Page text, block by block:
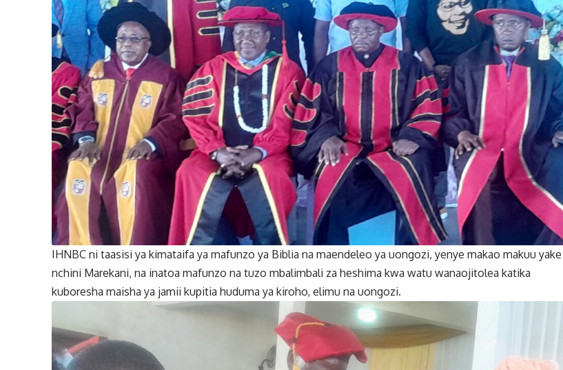
IHNBC ni taasisi ya kimataifa ya mafunzo ya Biblia na maendeleo ya uongozi, yenye makao makuu yake
nchini Marekani, na inatoa mafunzo na tuzo mbalimbali za heshima kwa watu wanaojitolea katika
kuboresha maisha ya jamii kupitia huduma ya kiroho, elimu na uongozi.